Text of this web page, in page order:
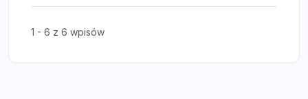
1 - 6 z 6 wpisów